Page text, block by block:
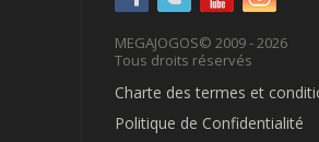
MEGAJOGOS© 2009 - 2026
Tous droits réservés
Charte des termes et
Politique de Confidentialité